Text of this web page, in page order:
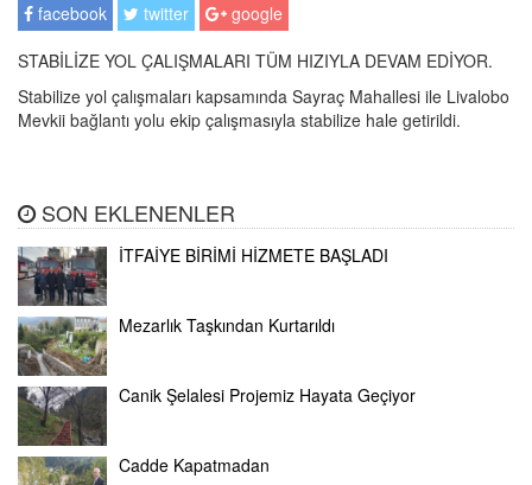
facebook
twitter
google
STABİLİZE YOL ÇALIŞMALARI TÜM HIZIYLA DEVAM EDİYOR.
Stabilize yol çalışmaları kapsamında Sayraç Mahallesi ile Livalobo
Mevkii bağlantı yolu ekip çalışmasıyla stabilize hale getirildi.
SON EKLENENLER
İTFAİYE BİRİMİ HİZMETE BAŞLADI
Mezarlık Taşkından Kurtarıldı
Canik Şelalesi Projemiz Hayata Geçiyor
Cadde Kapatmadan